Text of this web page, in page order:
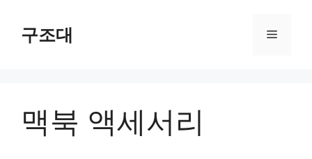
구조대 메
맥북 액세서리